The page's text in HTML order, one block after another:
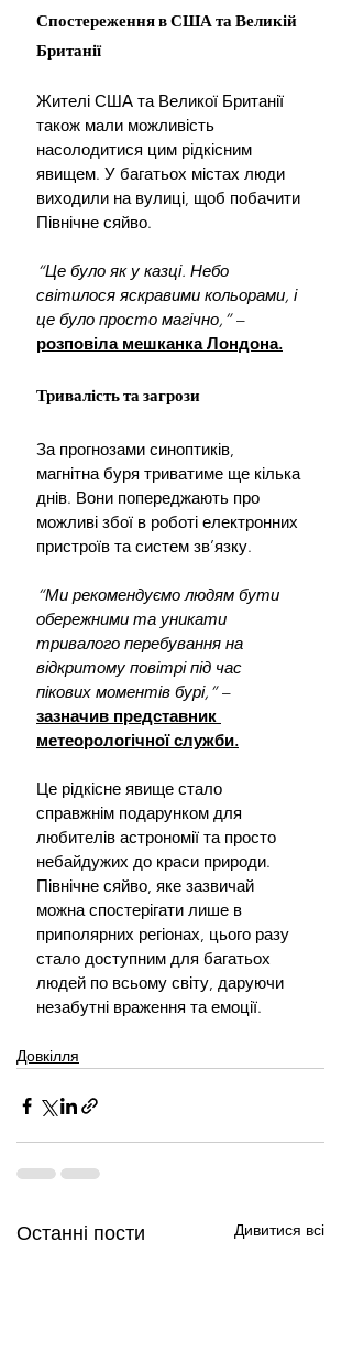
Спостереження в США та Великій
Британії
Жителі США та Великої Британії
також мали можливість
насолодитися цим рідкісним
явищем. У багатьох містах люди
виходили на вулиці, щоб побачити
Північне сяйво.
“Це було як у казці. Небо
світилося яскравими кольорами, і
це було просто магічно,” –
розповіла мешканка Лондона.
Тривалість та загрози
За прогнозами синоптиків,
магнітна буря триватиме ще кілька
днів. Вони попереджають про
можливі збої в роботі електронних
пристроїв та систем зв’язку.
“Ми рекомендуємо людям бути
обережними та уникати
тривалого перебування на
відкритому повітрі під час
пікових моментів бурі,” –
зазначив представник
метеорологічної служби.
Це рідкісне явище стало
справжнім подарунком для
любителів астрономії та просто
небайдужих до краси природи.
Північне сяйво, яке зазвичай
можна спостерігати лише в
приполярних регіонах, цього разу
стало доступним для багатьох
людей по всьому світу, даруючи
незабутні враження та емоції.
Довкілля
Останні пости Дивитися всі